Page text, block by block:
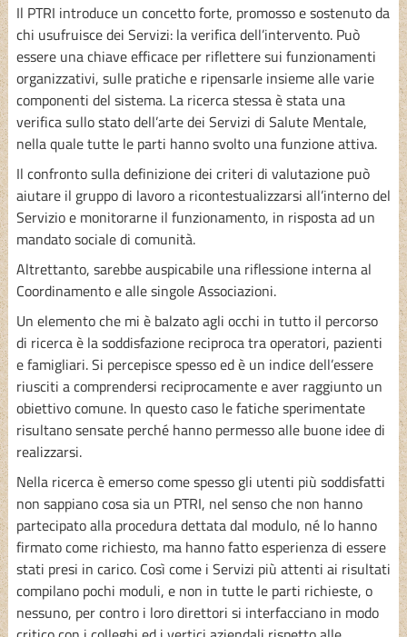
Il PTRI introduce un concetto forte, promosso e sostenuto da
chi usufruisce dei Servizi: la verifica dell’intervento. Può
essere una chiave efficace per riflettere sui funzionamenti
organizzativi, sulle pratiche e ripensarle insieme alle varie
componenti del sistema. La ricerca stessa è stata una
verifica sullo stato dell’arte dei Servizi di Salute Mentale,
nella quale tutte le parti hanno svolto una funzione attiva.
Il confronto sulla definizione dei criteri di valutazione può
aiutare il gruppo di lavoro a ricontestualizzarsi all’interno del
Servizio e monitorarne il funzionamento, in risposta ad un
mandato sociale di comunità.
Altrettanto, sarebbe auspicabile una riflessione interna al
Coordinamento e alle singole Associazioni.
Un elemento che mi è balzato agli occhi in tutto il percorso
di ricerca è la soddisfazione reciproca tra operatori, pazienti
e famigliari. Si percepisce spesso ed è un indice dell’essere
riusciti a comprendersi reciprocamente e aver raggiunto un
obiettivo comune. In questo caso le fatiche sperimentate
risultano sensate perché hanno permesso alle buone idee di
realizzarsi.
Nella ricerca è emerso come spesso gli utenti più soddisfatti
non sappiano cosa sia un PTRI, nel senso che non hanno
partecipato alla procedura dettata dal modulo, né lo hanno
firmato come richiesto, ma hanno fatto esperienza di essere
stati presi in carico. Così come i Servizi più attenti ai risultati
compilano pochi moduli, e non in tutte le parti richieste, o
nessuno, per contro i loro direttori si interfacciano in modo